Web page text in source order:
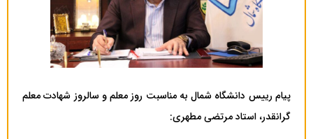
پیام رییس دانشگاه شمال به مناسبت روز معلم و سالروز شهادت معلم
گرانقدر، استاد مرتضی مطهری: